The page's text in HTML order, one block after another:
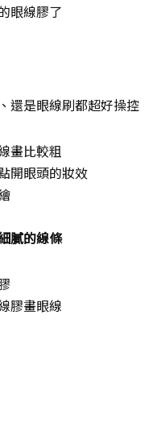
眼線膠了
還是眼線刷都超好操控
畫比較粗
開眼頭的妝效
膩的線條
膠畫眼線